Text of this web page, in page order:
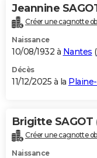
Jeannine
Créer une cagnotte
Naissance
10/08/1932 à Nantes (
Décès
11/12/2025 à la
Brigitte SAGOT
Créer une cagnotte
Naissance